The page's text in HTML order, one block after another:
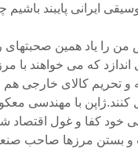
ایرانی پایبند باشیم
من را یاد همین صحبتهای
که می خواهند با
و تحریم کالای خارجی هم
با مهندسی
خود کفا و غول اقتصاد
بستن مرزها صاحب